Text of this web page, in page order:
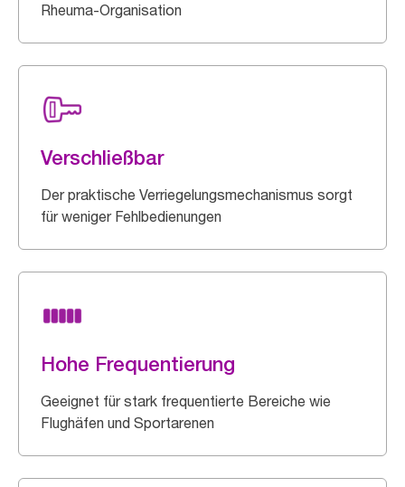
Rheuma-Organisation
Verschließbar
Der praktische Verriegelungsmechanismus sorgt
für weniger Fehlbedienungen
Hohe Frequentierung
Geeignet für stark frequentierte Bereiche wie
Flughäfen und Sportarenen